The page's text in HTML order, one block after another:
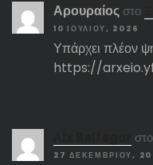
Αρουραίος στο
10 ΙΟΥΛΊΟΥ, 2026
Υπάρχει πλέον
https://
στο
27 ΔΕΚΕΜΒΡΊΟΥ,